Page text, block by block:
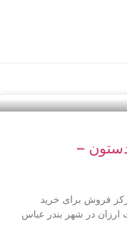
–
فروش برای خرید
ارزان در شهر بندر عباس